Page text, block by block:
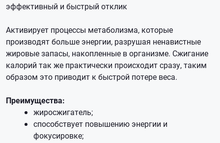
эффективный и быстрый отклик
Активирует процессы метаболизма, которые
производят больше энергии, разрушая ненавистные
жировые запасы, накопленные в организме. Сжигание
калорий так же практически происходит сразу, таким
образом это приводит к быстрой потере веса.
Преимущества:
жиросжигатель;
способствует повышению энергии и
фокусировке;